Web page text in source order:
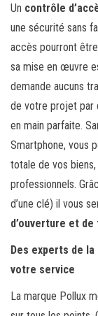
Un contrôle
une sécurité sans
accès pourront
sa mise en œuvre
demande aucuns
de votre projet par
en main parfaite.
Smartphone, vous
totale de vos
professionnels.
d’une clé) il vous
d’ouverture et
Des experts de
votre service
La marque Pollux